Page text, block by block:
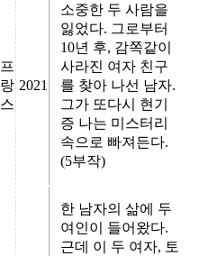
프
랑
스
2021
소중한 두 사람을
잃었다. 그로부터
10년 후, 감쪽같이
사라진 여자 친구
를 찾아 나선 남자.
그가 또다시 현기
증 나는 미스터리
속으로 빠져든다.
(5부작)
한 남자의 삶에 두
여인이 들어왔다.
근데 이 두 여자, 토